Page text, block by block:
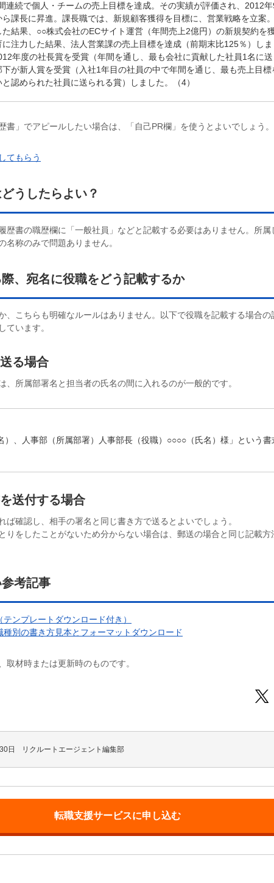
連続で個人・チームの売上目標を達成。その実績が評価され、2012
課長に昇進。課長職では、新規顧客獲得を目標に、営業戦略を立案
結果、○○株式会社のECサイト運営（年間売上2億円）の新規契約を
注力した結果、法人営業課の売上目標を達成（前期末比125％）しま
年度の社長賞を受賞（年間を通し、最も会社に貢献した社員1名に送
が新人賞を受賞（入社1年目の社員の中で年間を通じ、最も売上目標
認められた社員に送られる賞）しました。（4）
書」でアピールしたい場合は、「自己PR欄」を使うとよいでしょう。
てもらう
うしたらよい？
歴書の職歴欄に「一般社員」などと記載する必要はありません。所属
名称のみで問題ありません。
、宛名に役職をどう記載するか
、こちらも明確なルールはありません。以下で役職を記載する場合の
ています。
る場合
、所属部署名と担当者の氏名の間に入れるのが一般的です。
）、人事部（所属部署）人事部長（役職）○○○○（氏名）様」という書
送付する場合
ば確認し、相手の署名と同じ書き方で送るとよいでしょう。
りをしたことがないため分からない場合は、郵送の場合と同じ記載方
考記事
ンプレートダウンロード付き）
別の書き方見本とフォーマットダウンロード
材時または更新時のものです。
日 リクルートエージェント編集部
転職支援サービスに申し込む